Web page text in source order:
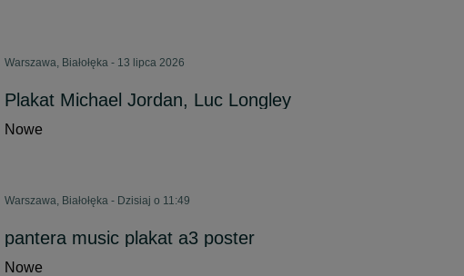
Warszawa, Białołęka - 13 lipca 2026
Plakat Michael Jordan, Luc Longley
Nowe
Warszawa, Białołęka - Dzisiaj o 11:49
pantera music plakat a3 poster
Nowe